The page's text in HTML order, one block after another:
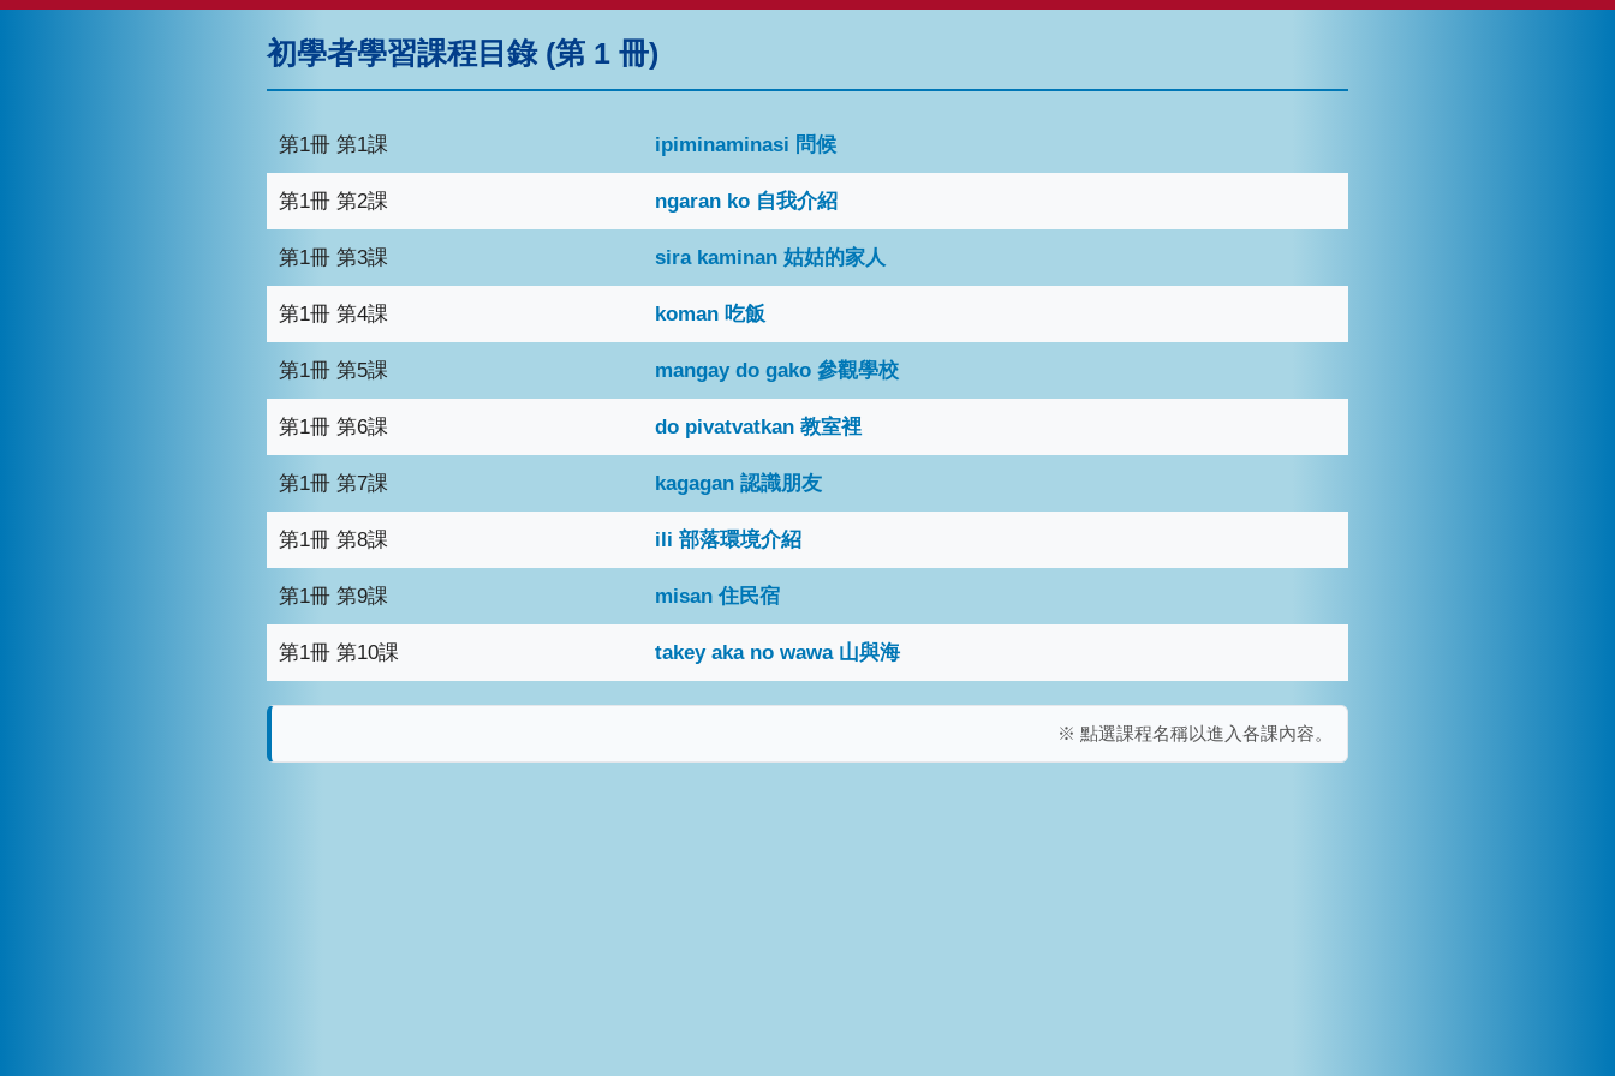
初學者學習課程目錄 (第 1 冊)
第1冊 第1課 ipiminaminasi 問候
第1冊 第2課 ngaran ko 自我介紹
第1冊 第3課 sira kaminan 姑姑的家人
第1冊 第4課 koman 吃飯
第1冊 第5課 mangay do gako 參觀學校
第1冊 第6課 do pivatvatkan 教室裡
第1冊 第7課 kagagan 認識朋友
第1冊 第8課 ili 部落環境介紹
第1冊 第9課 misan 住民宿
第1冊 第10課 takey aka no wawa 山與海
※ 點選課程名稱以進入各課內容。